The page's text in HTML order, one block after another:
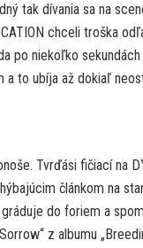
tak dívania sa na
chceli troška
po niekoľko
to ubíja až dokiaľ
Tvrďási fičiací na
článkom na
do foriem a
z albumu